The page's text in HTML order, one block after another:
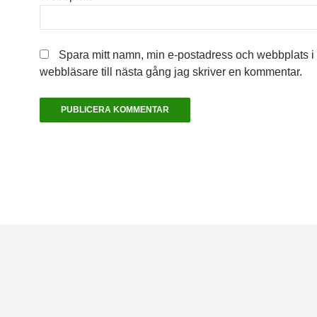
Spara mitt namn, min e-postadress och webbplats i
webbläsare till nästa gång jag skriver en kommentar.